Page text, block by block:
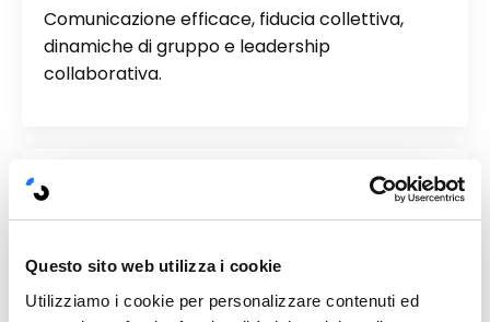
Questo sito web utilizza i cookie
Utilizziamo i cookie per personalizzare contenuti ed
Comunicazione efficace, fiducia collettiva,
dinamiche di gruppo e leadership
collaborativa.